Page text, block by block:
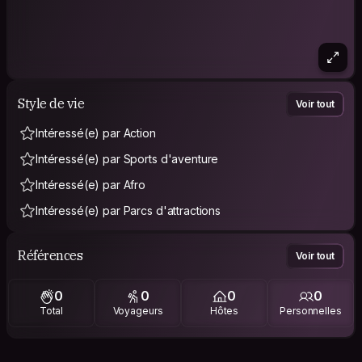
Style de vie Voir tout
Intéressé(e) par Action
Intéressé(e) par Sports d'aventure
Intéressé(e) par Afro
Intéressé(e) par Parcs d'attractions
Références Voir tout
0
Total
0
Voyageurs
0
Hôtes
0
Personnelles